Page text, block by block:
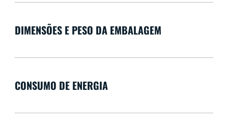
DIMENSÕES E PESO DA EMBALAGEM
CONSUMO DE ENERGIA